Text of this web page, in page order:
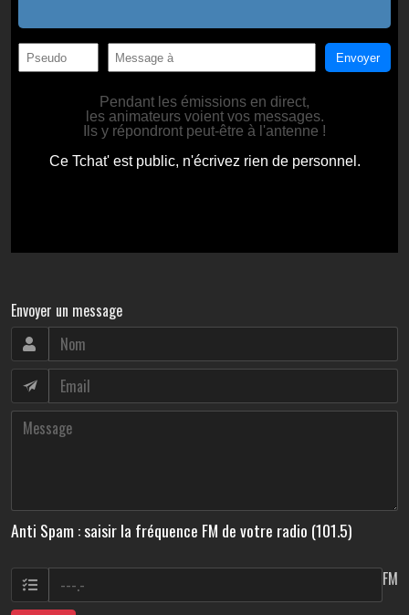
Envoyer un message
Anti Spam : saisir la fréquence FM de votre radio (101.5)
FM